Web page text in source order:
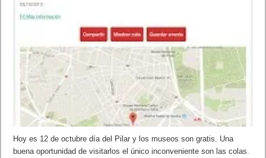
Hoy es 12 de octubre día del Pilar y los museos son gratis. Una
buena oportunidad de visitarlos el único inconveniente son las colas.